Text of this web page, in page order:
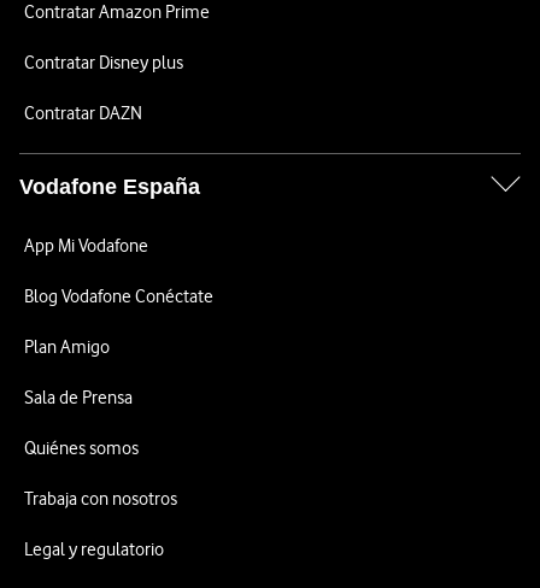
Contratar Amazon Prime
Contratar Disney plus
Contratar DAZN
Vodafone España
App Mi Vodafone
Blog Vodafone Conéctate
Plan Amigo
Sala de Prensa
Quiénes somos
Trabaja con nosotros
Legal y regulatorio